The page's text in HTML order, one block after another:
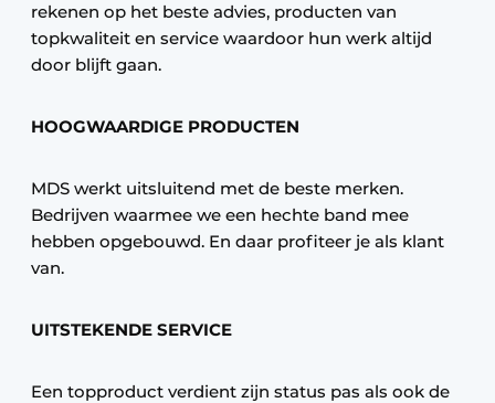
rekenen op het beste advies, producten van
topkwaliteit en service waardoor hun werk altijd
door blijft gaan.
HOOGWAARDIGE PRODUCTEN
MDS werkt uitsluitend met de beste merken.
Bedrijven waarmee we een hechte band mee
hebben opgebouwd. En daar profiteer je als klant
van.
UITSTEKENDE SERVICE
Een topproduct verdient zijn status pas als ook de